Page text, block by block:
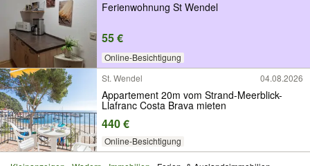
Ferienwohnung St Wendel
55 €
Online-Besichtigung
St. Wendel
04.08.2026
Appartement 20m vom Strand-Meerblick-
Llafranc Costa Brava mieten
440 €
Online-Besichtigung